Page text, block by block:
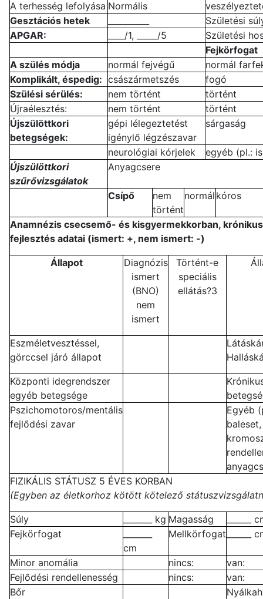
A terhesség lefolyása Normális
Gesztációs hetek
Születési
APGAR:
____/1, _____/5
Születési
Fejkörfogat
A szülés módja
normál fejvégű
normál
Komplikált, éspedig: császármetszés
fogó
Szülési sérülés:
nem történt
történt
Újraélesztés:
nem történt
történt
Újszülöttkori
betegségek:
gépi lélegeztetést
igénylő légzészavar
sárgaság
neurológiai kórjelek
egyéb (pl.:
Újszülöttkori
szűrővizsgálatok
Anyagcsere
Csípő
nem
történt
normál kóros
Anamnézis csecsemő- és kisgyermekkorban,
fejlesztés adatai (ismert: +, nem ismert: -)
Állapot
Diagnózis
ismert
(BNO)
nem
ismert
Történt-e
speciális
ellátás?3
Eszméletvesztéssel,
görccsel járó állapot
Központi idegrendszer
egyéb betegsége
Pszichomotoros/mentális
fejlődési zavar
Egyéb
FIZIKÁLIS STÁTUSZ 5 ÉVES KORBAN
(Egyben az életkorhoz kötött kötelező
Súly _______ kg Magasság
______
Fejkörfogat
cm
Mellkörfogat ______
Minor anomália nincs:
van:
Fejlődési rendellenesség
nincs:
van:
Bőr